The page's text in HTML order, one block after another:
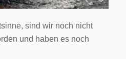
sind wir noch nicht
und haben es noch